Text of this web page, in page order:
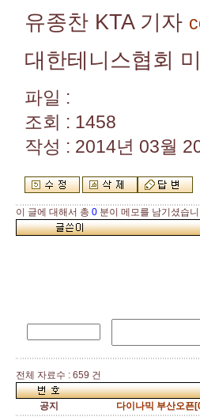
유종찬 KTA 기자
대한테니스협회
파일 :
조회 : 1458
작성 : 2014년 03월
이 글에 대해서 총 0 분이 메모를 남기셨습
전체 자료수 : 659 건
공지
다이나믹 부산오픈